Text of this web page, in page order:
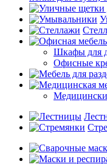
Шкафы для
Офисные